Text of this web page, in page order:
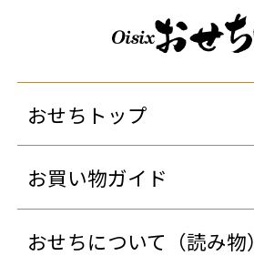
おせちトップ
お買い物ガイド
おせちについて（読み物）